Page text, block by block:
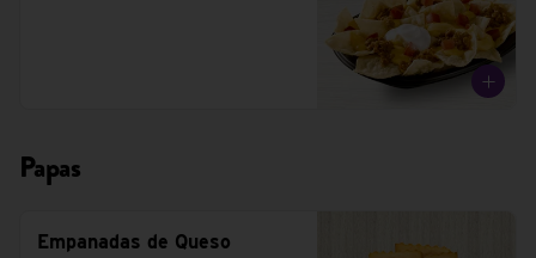
Papas
Empanadas de Queso